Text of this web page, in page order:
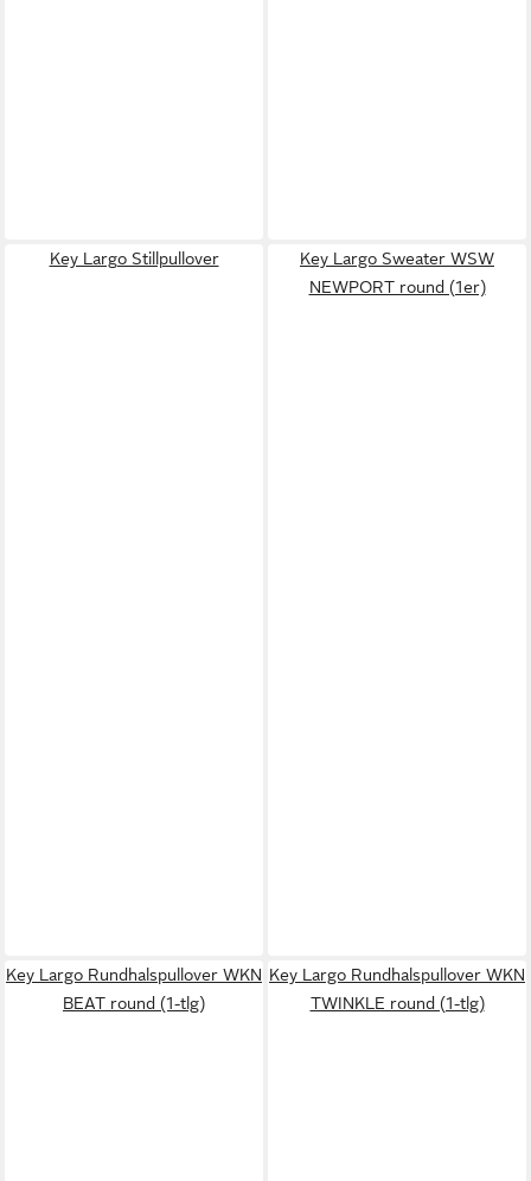
Key Largo Stillpullover
Key Largo Sweater WSW
NEWPORT round (1er)
Key Largo Rundhalspullover WKN
BEAT round (1-tlg)
Key Largo Rundhalspullover WKN
TWINKLE round (1-tlg)